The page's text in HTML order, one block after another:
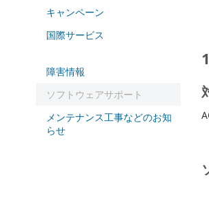
キャンペーン
国際サービス
障害情報
ソフトウェアサポート
メンテナンス工事などのお知
らせ